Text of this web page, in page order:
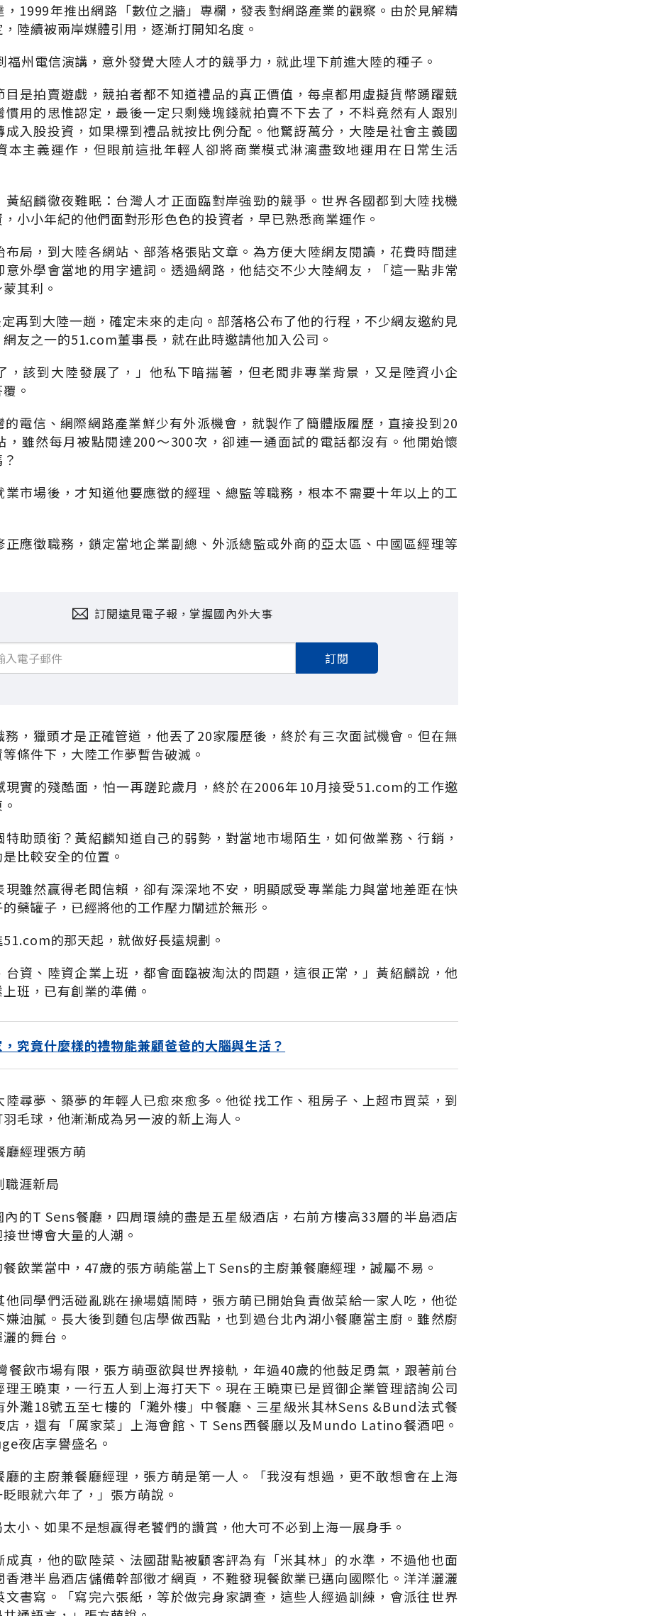
，1999年推出網路「數位之牆」專欄，發表對網路產業的觀察。由於見解精
陸續被兩岸媒體引用，逐漸打開知名度。
福州電信演講，意外發覺大陸人才的競爭力，就此埋下前進大陸的種子。
目是拍賣遊戲，競拍者都不知道禮品的真正價值，每桌都用虛擬貨幣踴躍競
慣用的思惟認定，最後一定只剩幾塊錢就拍賣不下去了，不料竟然有人跟別
成入股投資，如果標到禮品就按比例分配。他驚訝萬分，大陸是社會主義國
本主義運作，但眼前這批年輕人卻將商業模式淋漓盡致地運用在日常生活
黃紹麟徹夜難眠：台灣人才正面臨對岸強勁的競爭。世界各國都到大陸找機
小小年紀的他們面對形形色色的投資者，早已熟悉商業運作。
布局，到大陸各網站、部落格張貼文章。為方便大陸網友閱讀，花費時間建
意外學會當地的用字遣詞。透過網路，他結交不少大陸網友，「這一點非常
其利。
再到大陸一趟，確定未來的走向。部落格公布了他的行程，不少網友邀約見
友之一的51.com董事長，就在此時邀請他加入公司。
，該到大陸發展了，」他私下暗揣著，但老闆非專業背景，又是陸資小企
。
電信、網際網路產業鮮少有外派機會，就製作了簡體版履歷，直接投到20
，雖然每月被點閱達200～300次，卻連一通面試的電話都沒有。他開始懷
業市場後，才知道他要應徵的經理、總監等職務，根本不需要十年以上的工
正應徵職務，鎖定當地企業副總、外派總監或外商的亞太區、中國區經理等
訂閱遠見電子報，掌握國內外大事
訂閱
務，獵頭才是正確管道，他丟了20家履歷後，終於有三次面試機會。但在無
條件下，大陸工作夢暫告破滅。
現實的殘酷面，怕一再蹉跎歲月，終於在2006年10月接受51.com的工作邀
助頭銜？黃紹麟知道自己的弱勢，對當地市場陌生，如何做業務、行銷，
比較安全的位置。
現雖然贏得老闆信賴，卻有深深地不安，明顯感受專業能力與當地差距在快
藥罐子，已經將他的工作壓力闡述於無形。
的那天起，就做好長遠規劃。
台資、陸資企業上班，都會面臨被淘汰的問題，這很正常，」黃紹麟說，他
班，已有創業的準備。
究竟什麼樣的禮物能兼顧爸爸的大腦與生活？
尋夢、築夢的年輕人已愈來愈多。他從找工作、租房子、上超市買菜，到
毛球，他漸漸成為另一波的新上海人。
廳經理張方萌
職涯新局
的T Sens餐廳，四周環繞的盡是五星級酒店，右前方樓高33層的半島酒店
世博會大量的人潮。
飲業當中，47歲的張方萌能當上T Sens的主廚兼餐廳經理，誠屬不易。
他同學們活碰亂跳在操場嬉鬧時，張方萌已開始負責做菜給一家人吃，他從
嫌油膩。長大後到麵包店學做西點，也到過台北內湖小餐廳當主廚。雖然廚
的舞台。
餐飲市場有限，張方萌亟欲與世界接軌，年過40歲的他鼓足勇氣，跟著前台
理王曉東，一行五人到上海打天下。現在王曉東已是貿御企業管理諮詢公司
外灘18號五至七樓的「灘外樓」中餐廳、三星級米其林Sens &Bund法式餐
，還有「厲家菜」上海會館、T Sens西餐廳以及Mundo Latino餐酒吧。
夜店享譽盛名。
廳的主廚兼餐廳經理，張方萌是第一人。「我沒有想過，更不敢想會在上海
眼就六年了，」張方萌說。
小、如果不是想贏得老饕們的讚賞，他大可不必到上海一展身手。
成真，他的歐陸菜、法國甜點被顧客評為有「米其林」的水準，不過他也面
香港半島酒店儲備幹部徵才網頁，不難發現餐飲業已邁向國際化。洋洋灑灑
文書寫。「寫完六張紙，等於做完身家調查，這些人經過訓練，會派往世界